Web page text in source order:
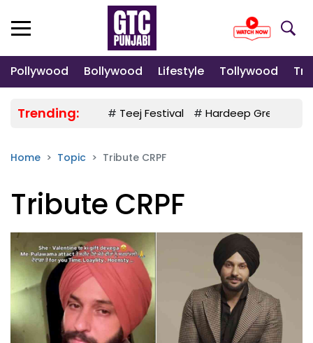
Pollywood Bollywood Lifestyle Tollywood
Trending: # Teej Festival # Hardeep Grewal
Home Topic Tribute CRPF
Tribute CRPF